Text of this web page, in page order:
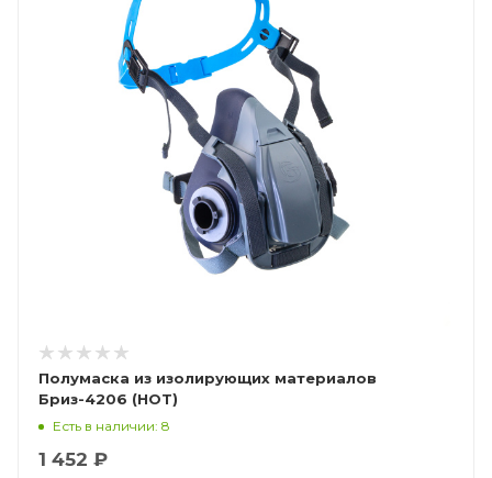
Полумаска из изолирующих материалов
Бриз-4206 (НОТ)
Есть в наличии: 8
1 452 ₽